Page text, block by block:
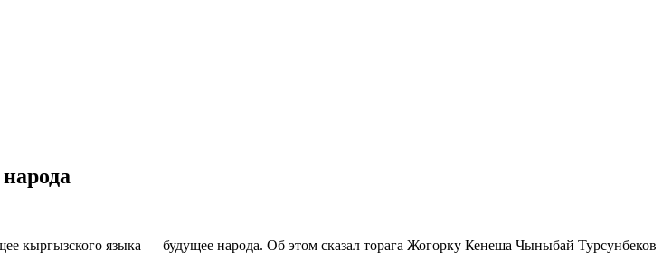
кыргызского языка — будущее народа. Об этом сказал торага Жогорку Кенеша Чыныбай Турсунбеков